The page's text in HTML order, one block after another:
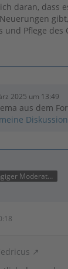
daran, dass
und Pflege des
2025 um 13:49
aus dem
Diskussion
Unabhängiger Moderator